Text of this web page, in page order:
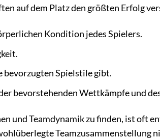
auf dem Platz den größten Erfolg
Kondition jedes Spielers.
bevorzugten Spielstile gibt.
bevorstehenden Wettkämpfe und
und Teamdynamik zu finden, ist oft
Teamzusammenstellung